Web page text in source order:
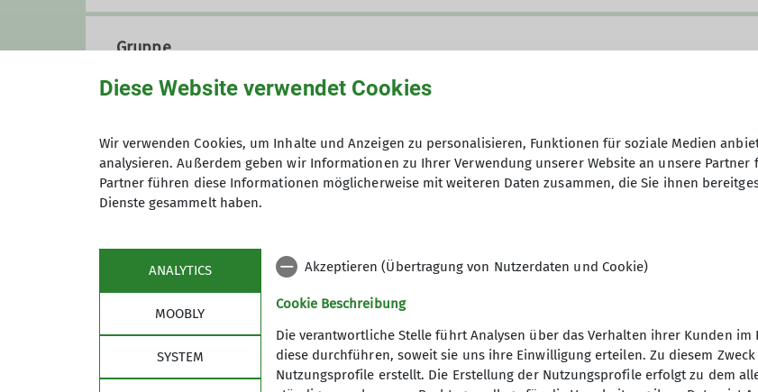
Gruppe
Die KulTourwandergruppe verbindet das Wandern mit einem kulturellen
Mehrmals im Jahr unternehmen wir Mehrtagestouren auch in der weiteren
Gruppenmitglieder bereiten die Touren vor. Zusätzlich finden vor Ort oftmals
selbstverständlich schließen wir die Tour mit einem gemütlichen
Für die Wanderungen im Nahbereich versuchen wir möglichst
Zielen reisen wir mit der Bahn.
Diese Website verwendet Cookies
Wir verwenden Cookies, um Inhalte und Anzeigen zu personalisieren, Funktionen für soziale Medien
analysieren. Außerdem geben wir Informationen zu Ihrer Verwendung unserer Website an unsere
Partner führen diese Informationen möglicherweise mit weiteren Daten zusammen, die Sie ihnen
Dienste gesammelt haben.
ANALYTICS
MOOBLY
SYSTEM
Akzeptieren (Übertragung von Nutzerdaten und Cookie)
Cookie Beschreibung
Die verantwortliche Stelle führt Analysen über das Verhalten ihrer Kunden
diese durchführen, soweit sie uns ihre Einwilligung erteilen. Zu diesem
Nutzungsprofile erstellt. Die Erstellung der Nutzungsprofile erfolgt zu dem